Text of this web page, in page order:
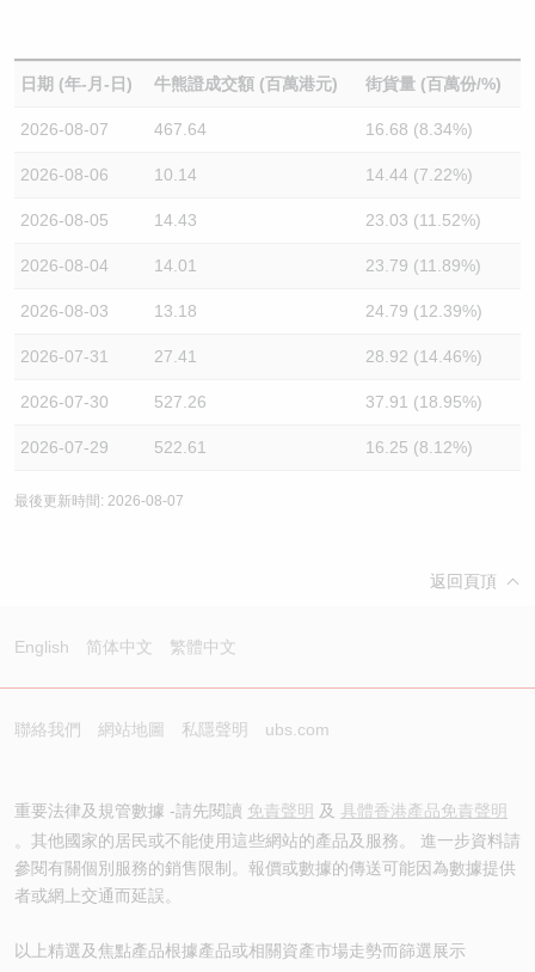
日期 (年-月-日) 牛熊證成交額 (百萬港元) 街貨量 (百萬份/%)
2026-08-07 467.64 16.68 (8.34%)
2026-08-06 10.14 14.44 (7.22%)
2026-08-05 14.43 23.03 (11.52%)
2026-08-04 14.01 23.79 (11.89%)
2026-08-03 13.18 24.79 (12.39%)
2026-07-31 27.41 28.92 (14.46%)
2026-07-30 527.26 37.91 (18.95%)
2026-07-29 522.61 16.25 (8.12%)
最後更新時間: 2026-08-07
返回頁頂
English 简体中文 繁體中文
聯絡我們 網站地圖 私隱聲明 ubs.com
重要法律及規管數據 -請先閱讀 免責聲明 及 具體香港產品免責聲明
。其他國家的居民或不能使用這些網站的產品及服務。 進一步資料請
參閱有關個別服務的銷售限制。報價或數據的傳送可能因為數據提供
者或網上交通而延誤。
以上精選及焦點產品根據產品或相關資產市場走勢而篩選展示